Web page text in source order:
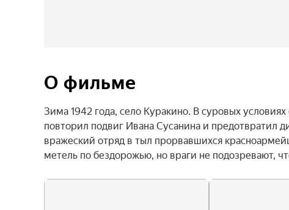
О фильме
Зима 1942 года, село Куракино. В суровых
повторил подвиг Ивана Сусанина и предотвратил
вражеский отряд в тыл прорвавшихся
метель по бездорожью, но враги не подозревают,